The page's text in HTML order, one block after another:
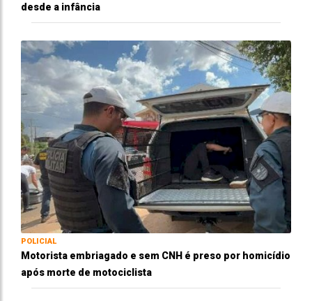
desde a infância
POLICIAL
Motorista embriagado e sem CNH é preso por homicídio
após morte de motociclista